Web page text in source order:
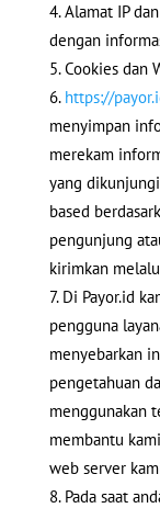
Alamat IP
dengan
Cookies dan
https://
menyimpan
merekam
yang
based
pengunjung
kirimkan
Di Payor.id
pengguna
menyebarkan
pengetahuan
menggunakan
membantu
web server
Pada saat